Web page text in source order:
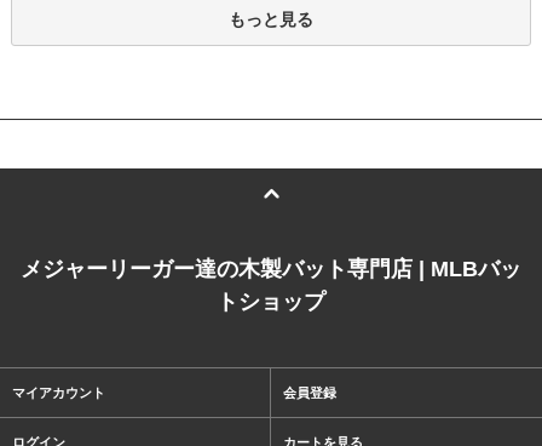
もっと見る
メジャーリーガー達の木製バット専門店 | MLBバッ
トショップ
マイアカウント 会員登録
ログイン カートを見る